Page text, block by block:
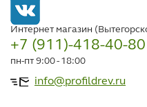
Интернет магазин
+7 (911)-418-40-80
пн-пт 9:00 - 18:00
info@profildrev.ru